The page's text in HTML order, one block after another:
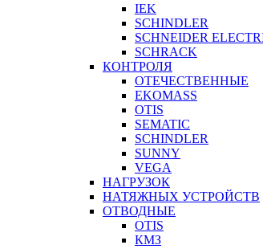
IEK
SCHINDLER
SCHNEIDER
SCHRACK
КОНТРОЛЯ
ОТЕЧЕСТВЕННЫЕ
EKOMASS
OTIS
SEMATIC
SCHINDLER
SUNNY
VEGA
НАГРУЗОК
НАТЯЖНЫХ УСТРОЙСТВ
ОТВОДНЫЕ
OTIS
КМЗ